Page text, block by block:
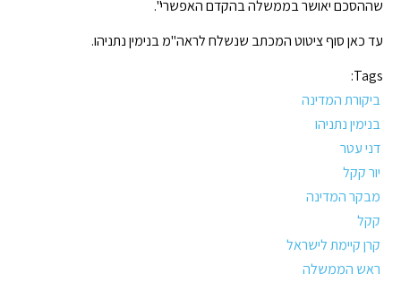
שההסכם יאושר בממשלה בהקדם האפשרי".
עד כאן סוף ציטוט המכתב שנשלח לראה"מ בנימין נתניהו.
Tags:
ביקורת המדינה
בנימין נתניהו
דני עטר
יור קקל
מבקר המדינה
קקל
קרן קיימת לישראל
ראש הממשלה